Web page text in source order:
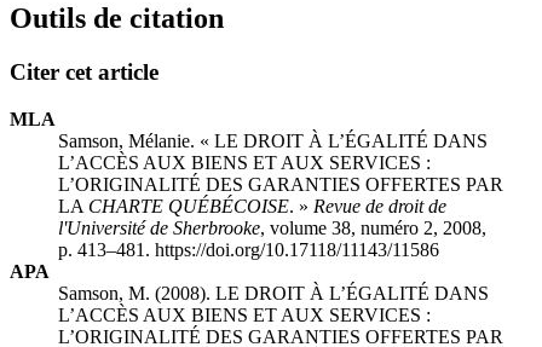
Outils de citation
Citer cet article
MLA
Samson, Mélanie. « LE DROIT À L’ÉGALITÉ DANS
L’ACCÈS AUX BIENS ET AUX SERVICES :
L’ORIGINALITÉ DES GARANTIES OFFERTES PAR
LA CHARTE QUÉBÉCOISE. » Revue de droit de
l'Université de Sherbrooke, volume 38, numéro 2, 2008,
p. 413–481. https://doi.org/10.17118/11143/11586
APA
Samson, M. (2008). LE DROIT À L’ÉGALITÉ DANS
L’ACCÈS AUX BIENS ET AUX SERVICES :
L’ORIGINALITÉ DES GARANTIES OFFERTES PAR